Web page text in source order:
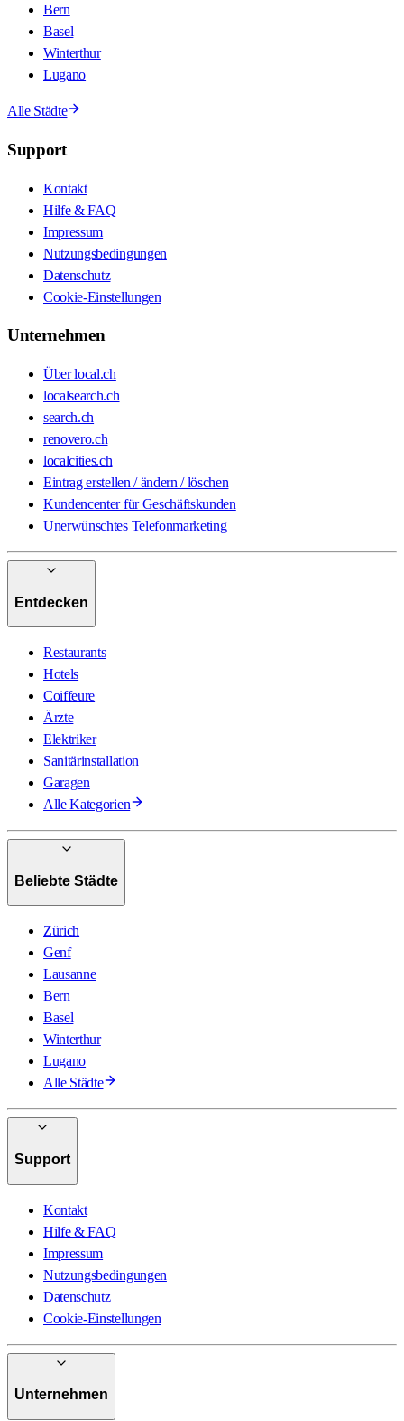
Bern
Basel
Winterthur
Lugano
Alle Städte
Support
Kontakt
Hilfe & FAQ
Impressum
Nutzungsbedingungen
Datenschutz
Cookie-Einstellungen
Unternehmen
Über local.ch
localsearch.ch
search.ch
renovero.ch
localcities.ch
Eintrag erstellen / ändern / löschen
Kundencenter für Geschäftskunden
Unerwünschtes Telefonmarketing
Entdecken
Restaurants
Hotels
Coiffeure
Ärzte
Elektriker
Sanitärinstallation
Garagen
Alle Kategorien
Beliebte Städte
Zürich
Genf
Lausanne
Bern
Basel
Winterthur
Lugano
Alle Städte
Support
Kontakt
Hilfe & FAQ
Impressum
Nutzungsbedingungen
Datenschutz
Cookie-Einstellungen
Unternehmen